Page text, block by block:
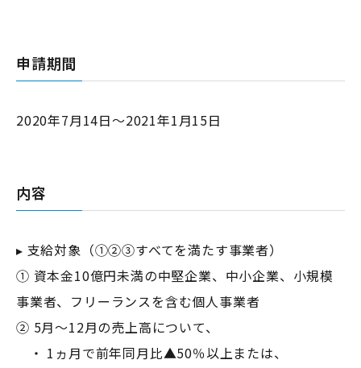
申請期間
2020年7月14日～2021年1月15日
内容
▸ 支給対象（①②③すべてを満たす事業者）
① 資本金10億円未満の中堅企業、中小企業、小規模
事業者、フリーランスを含む個人事業者
② 5月～12月の売上高について、
・ 1ヵ月で前年同月比▲50％以上または、